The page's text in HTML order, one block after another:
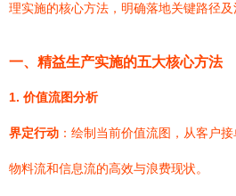
理实施的核心方法，明确落地关键路径及
一、精益生产实施的五大核心方法
1. 价值流图分析
界定行动 ：绘制当前价值流图，从客户
物料流和信息流的高效与浪费现状。